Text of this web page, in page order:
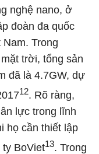
nghệ nano, ở
đoàn đa quốc
Trong
trời, tổng sản
đã là 4.7GW, dự
12. Rõ ràng,
lực trong lĩnh
họ cần thiết lập
BoViet13. Trong